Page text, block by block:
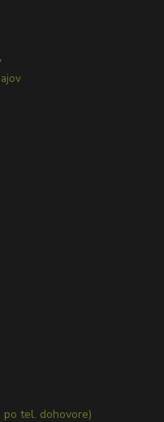
tel. dohovore)